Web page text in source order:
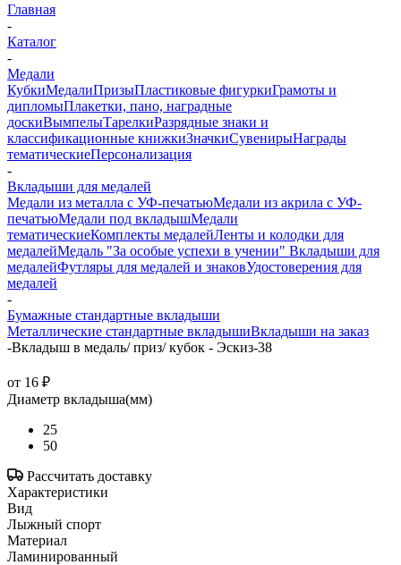
Главная
-
Каталог
-
Медали
КубкиМедалиПризыПластиковые фигуркиГрамоты и
дипломыПлакетки, пано, наградные
доскиВымпелыТарелкиРазрядные знаки и
классификационные книжкиЗначкиСувенирыНаграды
тематическиеПерсонализация
-
Вкладыши для медалей
Медали из металла с УФ-печатьюМедали из акрила с УФ-
печатьюМедали под вкладышМедали
тематическиеКомплекты медалейЛенты и колодки для
медалейМедаль "За особые успехи в учении" Вкладыши для
медалейФутляры для медалей и знаковУдостоверения для
медалей
-
Бумажные стандартные вкладыши
Металлические стандартные вкладышиВкладыши на заказ
-Вкладыш в медаль/ приз/ кубок - Эскиз-38
от 16 ₽
Диаметр вкладыша(мм)
25
50
Рассчитать доставку
Характеристики
Вид
Лыжный спорт
Материал
Ламинированный